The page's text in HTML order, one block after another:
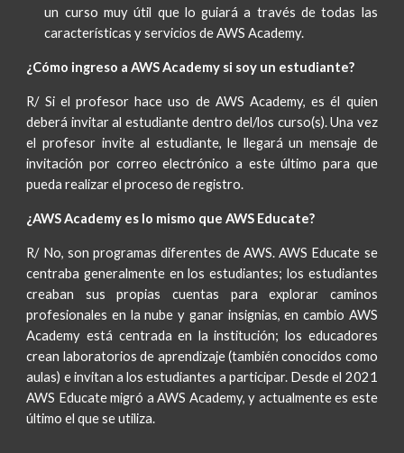
un curso muy útil que lo guiará a través de todas las
características y servicios de AWS Academy.
¿Cómo ingreso a AWS Academy si soy un estudiante?
R/ Si el profesor hace uso de AWS Academy, es él quien
deberá invitar al estudiante dentro del/los curso(s). Una vez
el profesor invite al estudiante, le llegará un mensaje de
invitación por correo electrónico a este último para que
pueda realizar el proceso de registro.
¿AWS Academy es lo mismo que AWS Educate?
R/ No, son programas diferentes de AWS. AWS Educate se
centraba generalmente en los estudiantes; los estudiantes
creaban sus propias cuentas para explorar caminos
profesionales en la nube y ganar insignias, en cambio AWS
Academy está centrada en la institución; los educadores
crean laboratorios de aprendizaje (también conocidos como
aulas) e invitan a los estudiantes a participar. Desde el 2021
AWS Educate migró a AWS Academy, y actualmente es este
último el que se utiliza.